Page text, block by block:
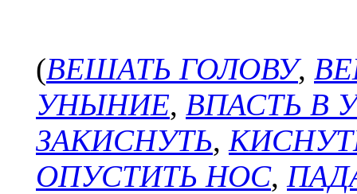
(ВЕШАТЬ ГОЛОВУ,
УНЫНИЕ, ВПАСТЬ В
ЗАКИСНУТЬ,
ОПУСТИТЬ НОС,